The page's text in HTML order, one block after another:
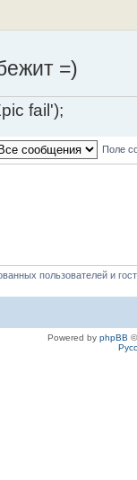
=)
fail');
Поле
пользователей и
Powered by phpBB